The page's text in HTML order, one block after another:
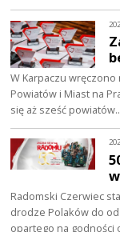
W Karpaczu
Powiatów i Miast na
się aż sześć
Radomski Czerwiec
drodze Polaków do
opartego na godności